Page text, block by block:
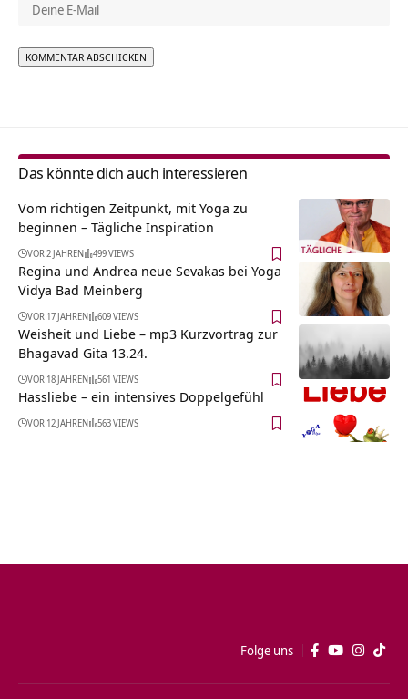
Das könnte dich auch interessieren
Vom richtigen Zeitpunkt, mit Yoga zu
beginnen – Tägliche Inspiration
VOR 2 JAHREN 499 VIEWS
Regina und Andrea neue Sevakas bei Yoga
Vidya Bad Meinberg
VOR 17 JAHREN 609 VIEWS
Weisheit und Liebe – mp3 Kurzvortrag zur
Bhagavad Gita 13.24.
VOR 18 JAHREN 561 VIEWS
Hassliebe – ein intensives Doppelgefühl
VOR 12 JAHREN 563 VIEWS
Folge uns